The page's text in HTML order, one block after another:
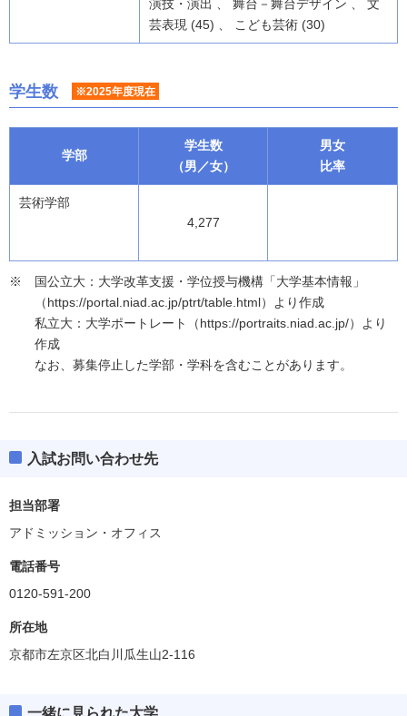
演技・演出 、 舞台－舞台デザイン 、 文
芸表現 (45) 、 こども芸術 (30)
学生数 ※2025年度現在
学部
学生数
（男／女）
男女
比率
芸術学部
4,277
国公立大：大学改革支援・学位授与機構「大学基本情報」
（https://portal.niad.ac.jp/ptrt/table.html）より作成
私立大：大学ポートレート（https://portraits.niad.ac.jp/）より
作成
なお、募集停止した学部・学科を含むことがあります。
入試お問い合わせ先
担当部署
アドミッション・オフィス
電話番号
0120-591-200
所在地
京都市左京区北白川瓜生山2-116
一緒に見られた大学